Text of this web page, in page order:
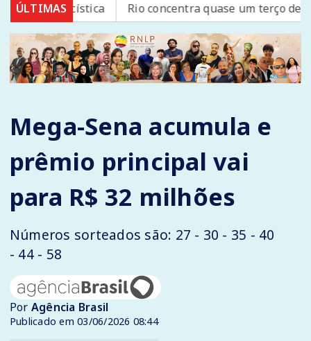
ÚLTIMAS
cística Rio concentra quase um terço de casos
Mega-Sena acumula e
prêmio principal vai
para R$ 32 milhões
Números sorteados são: 27 - 30 - 35 - 40
- 44 - 58
Por Agência Brasil
Publicado em 03/06/2026 08:44